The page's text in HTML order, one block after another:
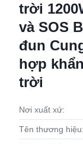
trời
và SOS
đun
hợp
trời
Nơi xuất xứ:
Tên thương hiệu: